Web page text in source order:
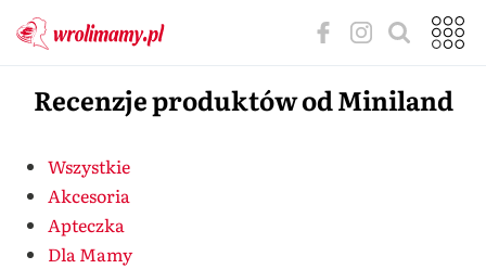
Recenzje produktów od Miniland
Wszystkie
Akcesoria
Apteczka
Dla Mamy